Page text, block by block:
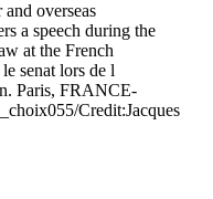
overseas
a speech during the
at the French
senat lors de l
Paris, FRANCE-
Credit:Jacques